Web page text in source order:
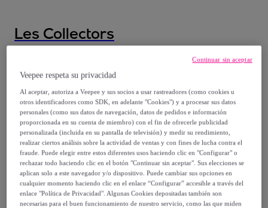
Les Collectors
Les Collectors N°986, Papelera de Reciclaje
o Basura, 3 contenedores Capacidad 54 L
3x18litros, Acero Inoxidable, Pedal en
Acero, Antideslizante, Azul Oscuro,
Acabado Mate
Modelo: Les Collectors N°986, Papelera de
Reciclaje o Basura, 3 contenedores
Capacidad 54 L 3x18litros, Acero
Inoxidable, Pedal en Acero, Antideslizante,
Azul Oscuro, Acabado Mate
Veepee respeta su privacidad
Al aceptar, autoriza a Veepee y sus socios a usar rastreadores (como cookies u
otros identificadores como SDK, en adelante "Cookies") y a procesar sus datos
personales (como sus datos de navegación, datos de pedidos e información
proporcionada en su cuenta de miembro) con el fin de ofrecerle publicidad
personalizada (incluida en su pantalla de televisión) y medir su rendimiento,
realizar ciertos análisis sobre la actividad de ventas y con fines de lucha contra el
fraude. Puede elegir entre estos diferentes usos haciendo clic en "Configurar" o
rechazar todo haciendo clic en el botón "Continuar sin aceptar". Sus elecciones se
aplican solo a este navegador y/o dispositivo. Puede cambiar sus opciones en
cualquier momento haciendo clic en el enlace “Configurar” accesible a través del
enlace "Política de Privacidad". Algunas Cookies depositadas también son
necesarias para el buen funcionamiento de nuestro servicio, como las que miden
Continuar sin aceptar